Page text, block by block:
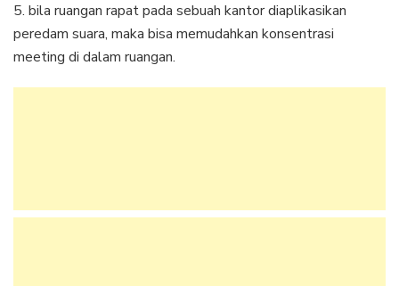
5. bila ruangan rapat pada sebuah kantor diaplikasikan
peredam suara, maka bisa memudahkan konsentrasi
meeting di dalam ruangan.